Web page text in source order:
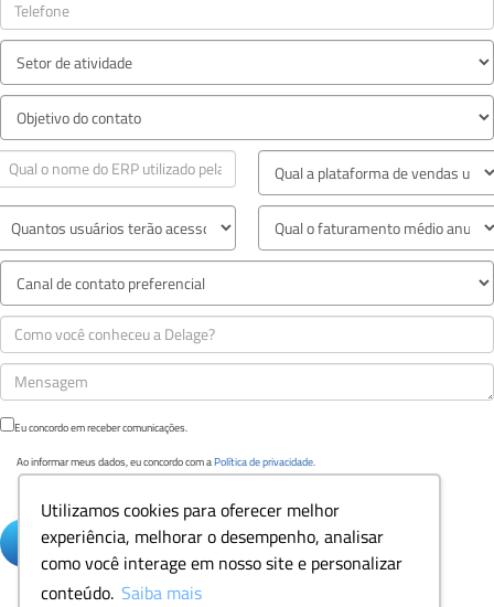
Utilizamos cookies para oferecer melhor
experiência, melhorar o desempenho, analisar
como você interage em nosso site e personalizar
conteúdo. Saiba mais
Eu concordo em receber comunicações.
Ao informar meus dados, eu concordo com aPolítica de privacidade.